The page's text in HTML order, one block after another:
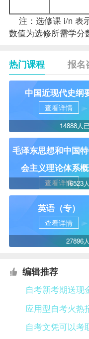
注：选修课 i/n 表
数值为选修所需学分
热门课程 报名
中国近现代史纲
查看详情
14888人
毛泽东思想和中国
会主义理论体系
查看详情16523
英语（专）
查看详情
27896
编辑推荐
自考新考期送现
应用型自考火热
自考文凭可以考